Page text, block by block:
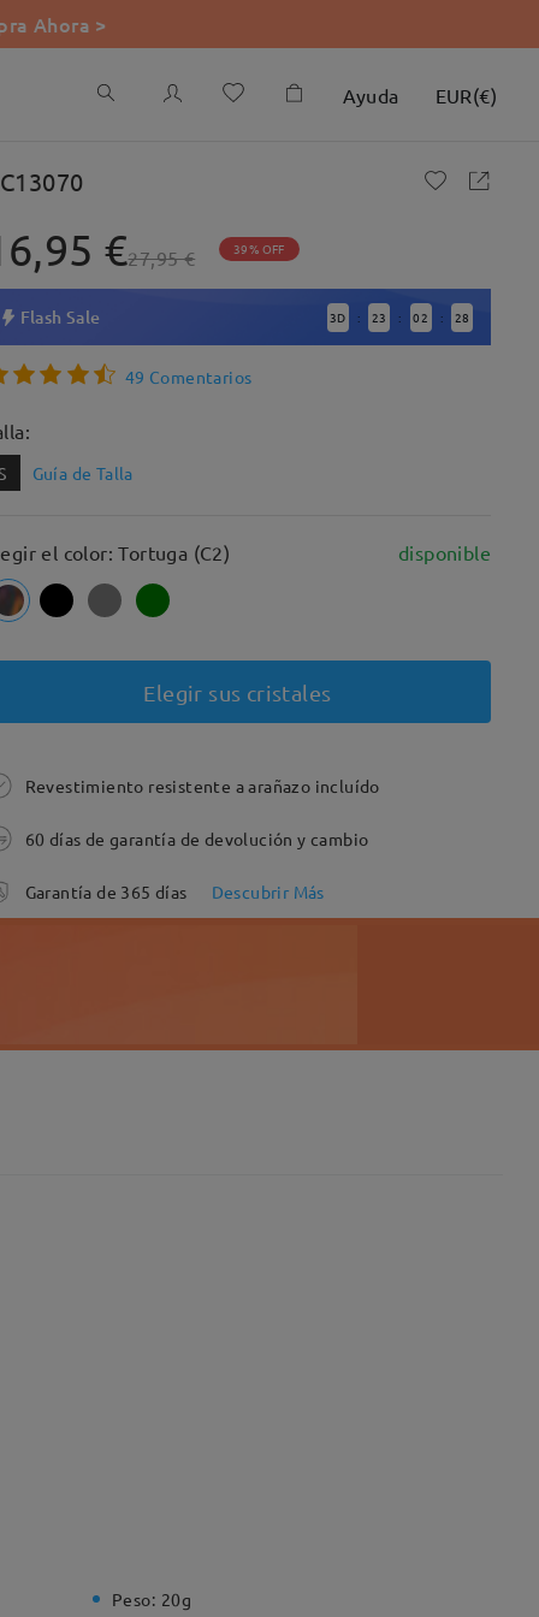
Ahora >
Ayuda EUR(€)
€27,95 € 39% OFF
Flash Sale 3D : 23 : 02 : 26
49 Comentarios
Guía de Talla
el color: Tortuga (C2) disponible
Elegir sus cristales
Revestimiento resistente a arañazo incluído
60 días de garantía de devolución y cambio
Garantía de 365 días Descubrir Más
Peso: 20g